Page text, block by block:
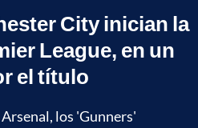
City inician la
League, en un
el título
los 'Gunners'